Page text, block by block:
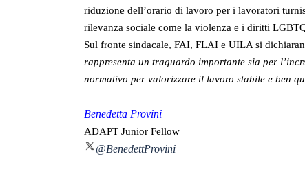
riduzione dell’orario di lavoro per i lavoratori
rilevanza sociale come la violenza e i diritti
Sul fronte sindacale, FAI, FLAI e UILA si
rappresenta un traguardo importante sia per
normativo per valorizzare il lavoro stabile e ben
Benedetta Provini
ADAPT Junior Fellow
@BenedettProvini